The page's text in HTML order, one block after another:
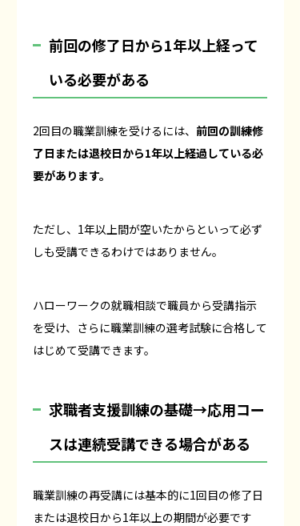
前回の修了日から1年以上経って
いる必要がある
2回目の職業訓練を受けるには、 前回の訓練修
了日または退校日から1年以上経過している必
要があります。
ただし、1年以上間が空いたからといって必ず
しも受講できるわけではありません。
ハローワークの就職相談で職員から受講指示
を受け、さらに職業訓練の選考試験に合格して
はじめて受講できます。
求職者支援訓練の基礎→応用コー
スは連続受講できる場合がある
職業訓練の再受講には基本的に1回目の修了日
または退校日から1年以上の期間が必要です